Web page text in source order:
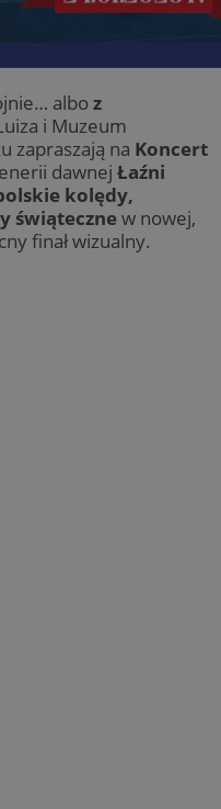
alboz
i Muzeum
zapraszają na Koncert
dawnej Łaźni
kolędy,
świątecznew nowej,
finał wizualny.